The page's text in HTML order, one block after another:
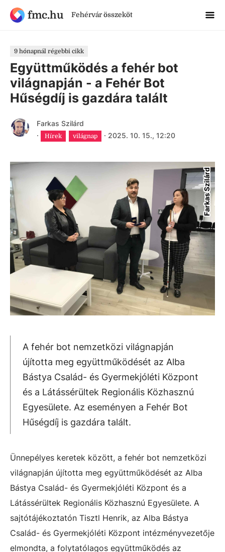
fmc.hu Fehérvár összeköt
9 hónapnál régebbi cikk
Együttműködés a fehér bot
világnapján - a Fehér Bot
Hűségdíj is gazdára talált
Farkas Szilárd
·
Hírek világnap · 2025. 10. 15., 12:20
Farkas Szilárd
A fehér bot nemzetközi világnapján
újította meg együttműködését az Alba
Bástya Család- és Gyermekjóléti Központ
és a Látássérültek Regionális Közhasznú
Egyesülete. Az eseményen a Fehér Bot
Hűségdíj is gazdára talált.
Ünnepélyes keretek között, a fehér bot nemzetközi
világnapján újította meg együttműködését az Alba
Bástya Család- és Gyermekjóléti Központ és a
Látássérültek Regionális Közhasznú Egyesülete. A
sajtótájékoztatón Tisztl Henrik, az Alba Bástya
Család- és Gyermekjóléti Központ intézményvezetője
elmondta, a folytatólagos együttműködés az